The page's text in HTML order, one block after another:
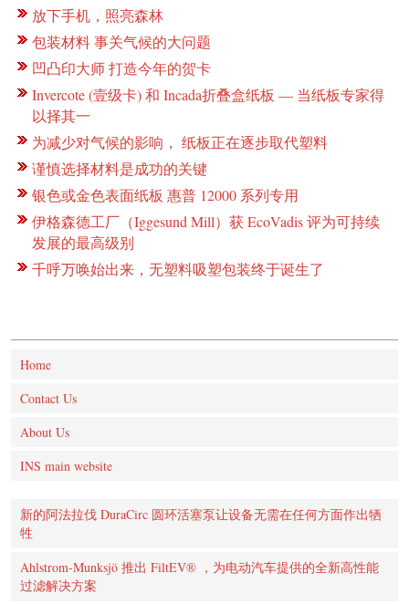
放下手机，照亮森林
包装材料 事关气候的大问题
凹凸印大师 打造今年的贺卡
Invercote (壹级卡) 和 Incada折叠盒纸板 — 当纸板专家得
以择其一
为减少对气候的影响， 纸板正在逐步取代塑料
谨慎选择材料是成功的关键
银色或金色表面纸板 惠普 12000 系列专用
伊格森德工厂（Iggesund Mill）获 EcoVadis 评为可持续
发展的最高级别
千呼万唤始出来，无塑料吸塑包装终于诞生了
Home
Contact Us
About Us
INS main website
新的阿法拉伐 DuraCirc 圆环活塞泵让设备无需在任何方面作出牺
牲
Ahlstrom-Munksjö 推出 FiltEV® ，为电动汽车提供的全新高性能
过滤解决方案